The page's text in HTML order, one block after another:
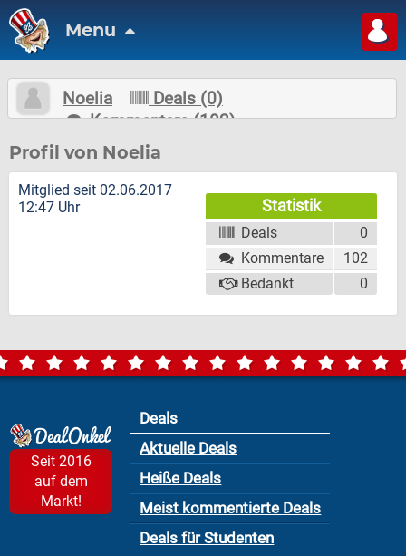
Menu
Noelia
Deals (0)
Kommentare (102)
Nachricht schreiben
Profil von Noelia
Statistik
Deals
0
Kommentare
102
Bedankt
0
Mitglied seit 02.06.2017
12:47 Uhr
Seit 2016
auf dem
Markt!
Deals
Aktuelle Deals
Heiße Deals
Meist kommentierte Deals
Deals für Studenten